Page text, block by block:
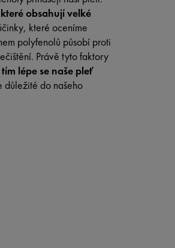
obsahují velké
které oceníme
polyfenolů působí proti
Právě tyto faktory
lépe se naše pleť
do našeho